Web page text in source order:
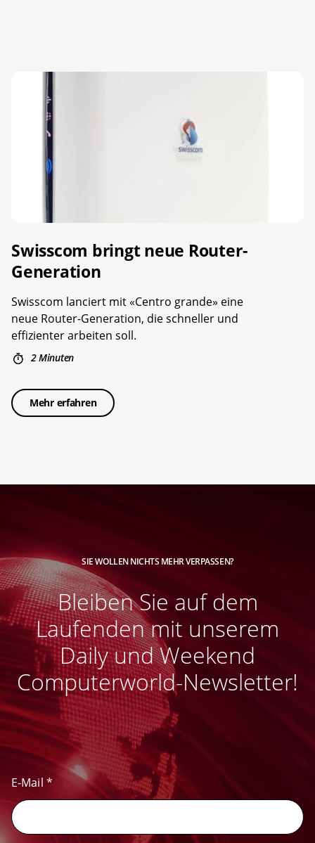
Swisscom bringt neue Router-
Generation
Swisscom lanciert mit «Centro grande» eine
neue Router-Generation, die schneller und
effizienter arbeiten soll.
2 Minuten
Mehr erfahren
SIE WOLLEN NICHTS MEHR VERPASSEN?
Bleiben Sie auf dem
Laufenden mit unserem
Daily und Weekend
Computerworld-Newsletter!
E-Mail *